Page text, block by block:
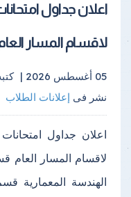
اعلان جداول
لاقسام المسار
05 أغسطس 2026 |
نشر فى إعلانات الطلاب
اعلان جداول امتحانات
لاقسام المسار العام
الهندسة المعمارية